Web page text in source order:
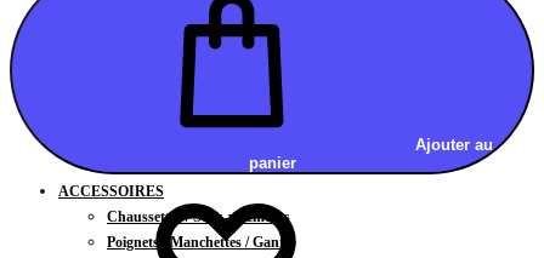
Vestes
BAS
Leggings
CARTES CADEAUX
ACCESSOIRES
Chaussettes / Sous-vêtements
Poignets / Manchettes / Gants
Ajouter au
panier